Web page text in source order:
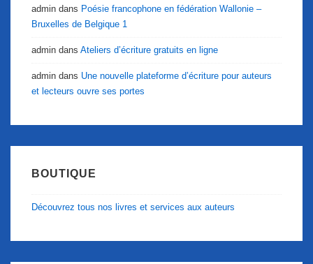
admin dans Poésie francophone en fédération Wallonie –
Bruxelles de Belgique 1
admin dans Ateliers d’écriture gratuits en ligne
admin dans Une nouvelle plateforme d’écriture pour auteurs
et lecteurs ouvre ses portes
BOUTIQUE
Découvrez tous nos livres et services aux auteurs